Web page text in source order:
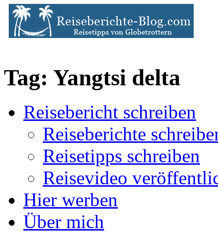
Tag: Yangtsi delta
Reisebericht schreiben
Reiseberichte
Reisetipps schreiben
Reisevideo
Hier werben
Über mich